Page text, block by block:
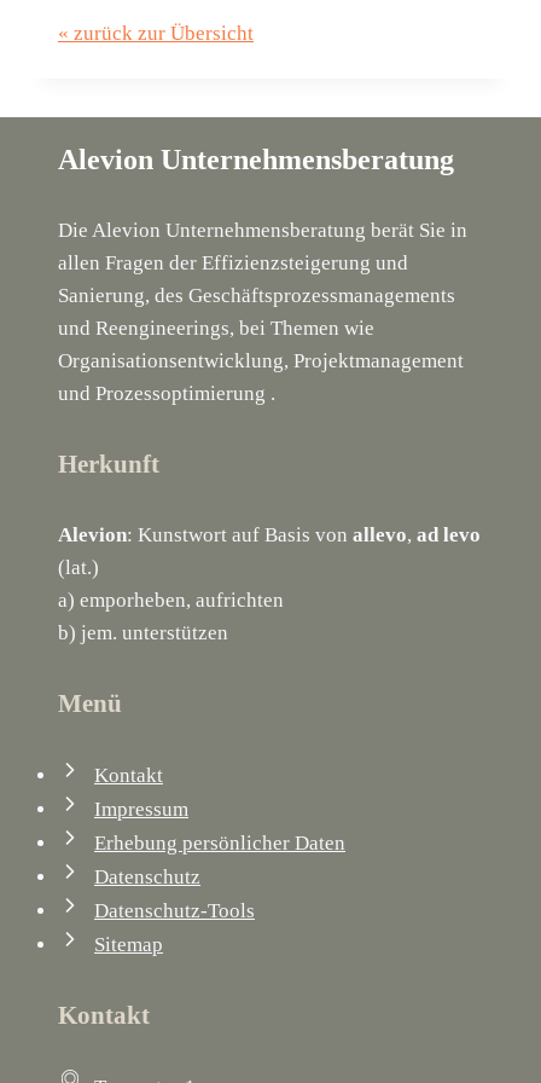
« zurück zur Übersicht
Alevion Unternehmensberatung
Die Alevion Unternehmensberatung berät Sie in
allen Fragen der Effizienzsteigerung und
Sanierung, des Geschäftsprozessmanagements
und Reengineerings, bei Themen wie
Organisationsentwicklung, Projektmanagement
und Prozessoptimierung .
Herkunft
Alevion: Kunstwort auf Basis von allevo, ad levo
(lat.)
a) emporheben, aufrichten
b) jem. unterstützen
Menü
Kontakt
Impressum
Erhebung persönlicher Daten
Datenschutz
Datenschutz-Tools
Sitemap
Kontakt